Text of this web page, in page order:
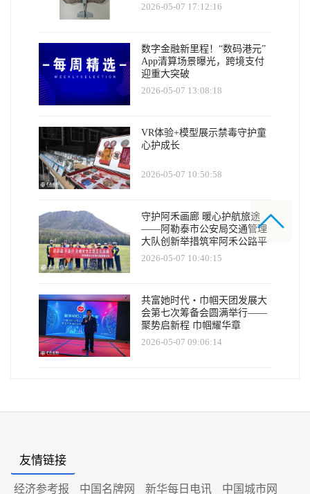
2026-05-07 17:12:16
数字金融新里程！“数码港元”
App清算场景曝光，跨境支付
迎重大突破
2026-05-07 13:08:18
VR体验+模型展示禁毒守护童
心护成长
2026-05-07 10:50:58
守护阿禾画廊 暖心护航旅途
——阿勒泰市公安局交通管理
大队创新举措筑牢阿禾公路平
安防线
2026-05-07 10:40:15
共富她时代・巾帼天团发展大
会第七次筹备会圆满举行——
聚势启新程 巾帼耀华章
2026-05-07 09:06:14
友情链接
经济参考报 中国名牌网 新华每日电讯 中国城市网